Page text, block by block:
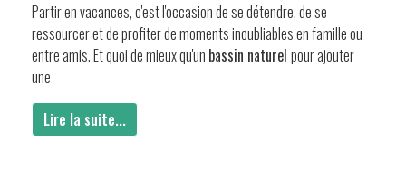
Partir en vacances, c'est l'occasion de se détendre, de se
ressourcer et de profiter de moments inoubliables en famille ou
entre amis. Et quoi de mieux qu'un bassin naturel pour ajouter
une
Lire la suite...